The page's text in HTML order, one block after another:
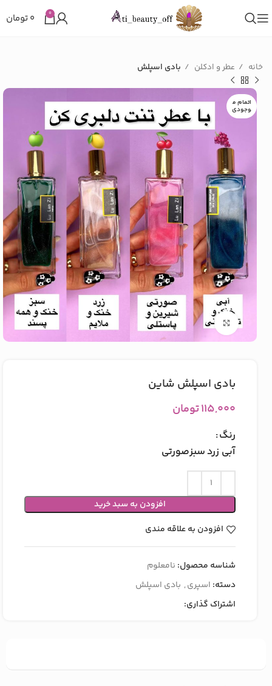
0 ۰تومان
خانه عطر و ادکلن بادی اسپلش
اتمام م
وجودی
بزرگنمایی تصویر
بادی اسپلش شاین
۱۱۵,۰۰۰تومان
رنگ
آبی زردسبزصورتی
افزودن به سبد خرید
افزودن به علاقه مندی
شناسه محصول: نامعلوم
دسته: اسپری, بادی اسپلش
اشتراک گذاری: